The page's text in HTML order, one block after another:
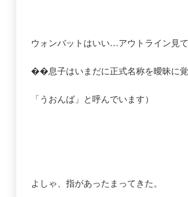
ウォンバットはいい…アウトライン見
��息子はいまだに正式名称を曖昧に
「うおんば」と呼んでいます）
よしゃ、指があったまってきた。